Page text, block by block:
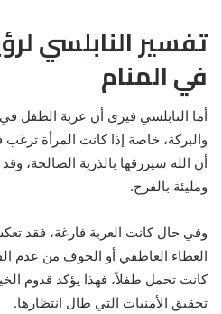
تفسير النابلسي
في المنام
أما النابلسي فيرى أن عربة الطفل
والبركة، خاصة إذا كانت المرأة
أن الله سيرزقها بالذرية الصالحة،
ومليئة بالفرح.
وفي حال كانت العربة فارغة، فقد
العطاء العاطفي أو الخوف من عدم
كانت تحمل طفلاً، فهذا يؤكد قدوم
تحقيق الأمنيات التي طال انتظارها.